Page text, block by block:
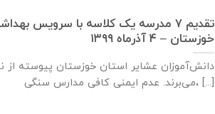
تقدیم ۷ مدرسه یک کلاسه با سرويس
خوزستان – ۴ آذر‌ماه ۱۳۹۹
دانش‌آموزان عشایر استان خوزستان پيوسته از
می‌برند. عدم ایمنی کافی مدارس سنگی، [...]